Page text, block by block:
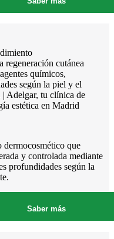
dermocosmético que
y controlada mediante
profundidades según la
Saber más